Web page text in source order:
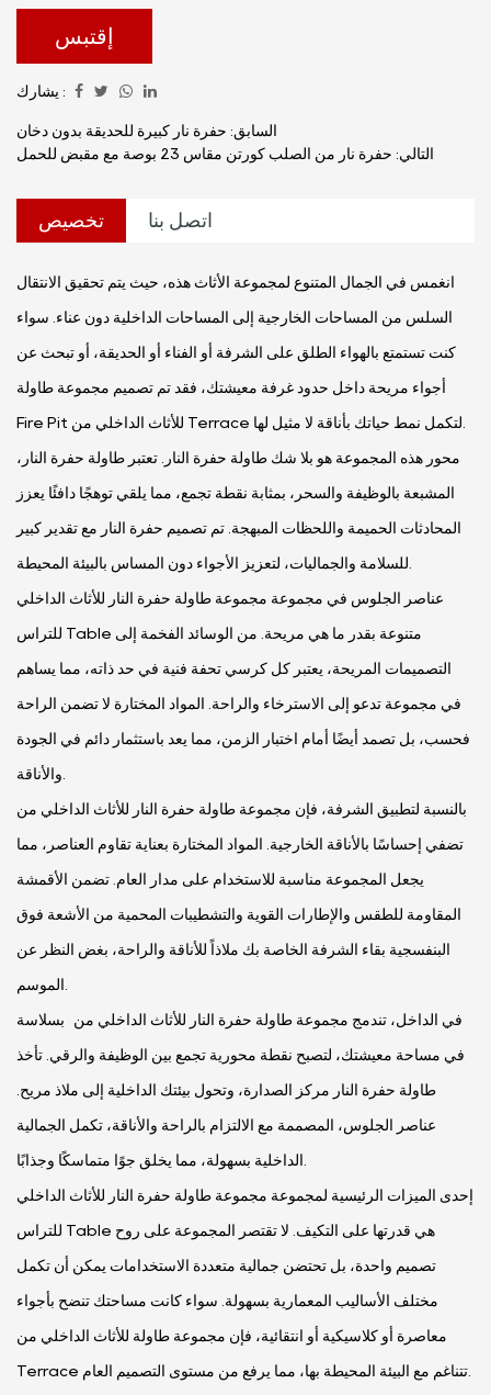
المساس بالجماليات. تتألف المجموعة من مجموعة منسقة من
عناصر المقاعد والطاولات، تتمحور جميعها حول الجاذبية الجذابة
إقتبس
يشارك :
السابق: حفرة نار كبيرة للحديقة بدون دخان
التالي: حفرة نار من الصلب كورتن مقاس 23 بوصة مع مقبض للحمل
تخصيص اتصل بنا
انغمس في الجمال المتنوع لمجموعة الأثاث هذه، حيث يتم تحقيق الانتقال
السلس من المساحات الخارجية إلى المساحات الداخلية دون عناء. سواء
كنت تستمتع بالهواء الطلق على الشرفة أو الفناء أو الحديقة، أو تبحث عن
أجواء مريحة داخل حدود غرفة معيشتك، فقد تم تصميم مجموعة طاولة
محور هذه المجموعة هو بلا شك طاولة حفرة النار. تعتبر طاولة حفرة النار،
المشبعة بالوظيفة والسحر، بمثابة نقطة تجمع، مما يلقي توهجًا دافئًا يعزز
المحادثات الحميمة واللحظات المبهجة. تم تصميم حفرة النار مع تقدير كبير
عناصر الجلوس في مجموعة مجموعة طاولة حفرة النار للأثاث الداخلي
للتراس Table متنوعة بقدر ما هي مريحة. من الوسائد الفخمة إلى
التصميمات المريحة، يعتبر كل كرسي تحفة فنية في حد ذاته، مما يساهم
في مجموعة تدعو إلى الاسترخاء والراحة. المواد المختارة لا تضمن الراحة
فحسب، بل تصمد أيضًا أمام اختبار الزمن، مما يعد باستثمار دائم في الجودة
بالنسبة لتطبيق الشرفة، فإن مجموعة طاولة حفرة النار للأثاث الداخلي من
تضفي إحساسًا بالأناقة الخارجية. المواد المختارة بعناية تقاوم العناصر، مما
يجعل المجموعة مناسبة للاستخدام على مدار العام. تضمن الأقمشة
المقاومة للطقس والإطارات القوية والتشطيبات المحمية من الأشعة فوق
البنفسجية بقاء الشرفة الخاصة بك ملاذاً للأناقة والراحة، بغض النظر عن
في الداخل، تندمج مجموعة طاولة حفرة النار للأثاث الداخلي من بسلاسة
في مساحة معيشتك، لتصبح نقطة محورية تجمع بين الوظيفة والرقي. تأخذ
طاولة حفرة النار مركز الصدارة، وتحول بيئتك الداخلية إلى ملاذ مريح.
عناصر الجلوس، المصممة مع الالتزام بالراحة والأناقة، تكمل الجمالية
إحدى الميزات الرئيسية لمجموعة مجموعة طاولة حفرة النار للأثاث الداخلي
للتراس Table هي قدرتها على التكيف. لا تقتصر المجموعة على روح
تصميم واحدة، بل تحتضن جمالية متعددة الاستخدامات يمكن أن تكمل
مختلف الأساليب المعمارية بسهولة. سواء كانت مساحتك تنضح بأجواء
معاصرة أو كلاسيكية أو انتقائية، فإن مجموعة طاولة للأثاث الداخلي من